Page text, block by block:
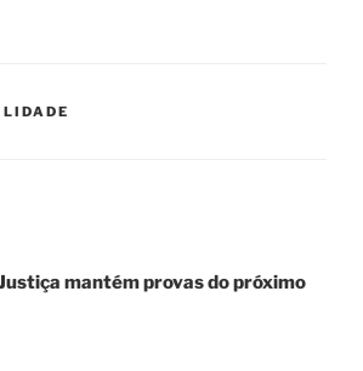
mantém provas do próximo